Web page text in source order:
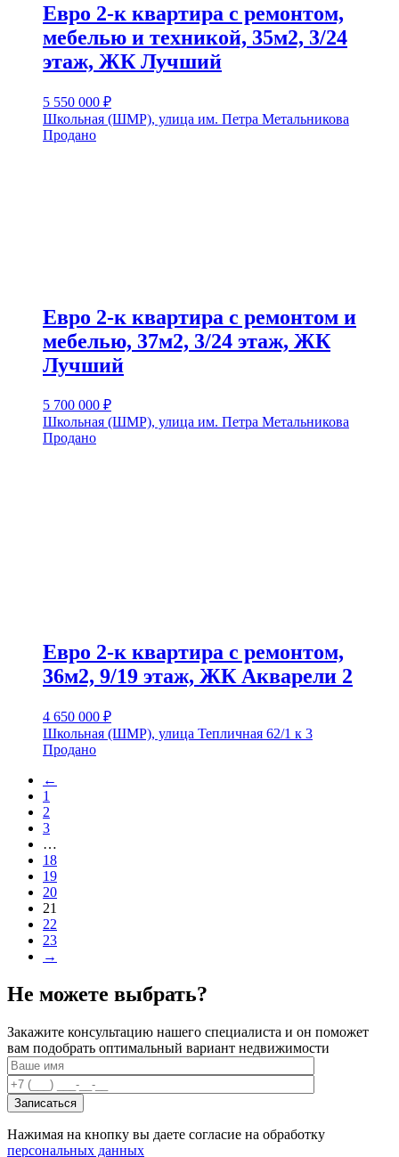
Евро 2-к квартира с ремонтом,
мебелью и техникой, 35м2, 3/24
этаж, ЖК Лучший
5 550 000 ₽
Школьная (ШМР), улица им. Петра Метальникова
Продано
Евро 2-к квартира с ремонтом и
мебелью, 37м2, 3/24 этаж, ЖК
Лучший
5 700 000 ₽
Школьная (ШМР), улица им. Петра Метальникова
Продано
Евро 2-к квартира с ремонтом,
36м2, 9/19 этаж, ЖК Акварели 2
4 650 000 ₽
Школьная (ШМР), улица Тепличная 62/1 к 3
Продано
←
1
2
3
…
18
19
20
21
22
23
→
Не можете выбрать?
Закажите консультацию нашего специалиста и он поможет
вам подобрать оптимальный вариант недвижимости
Нажимая на кнопку вы даете согласие на обработку
персональных данных